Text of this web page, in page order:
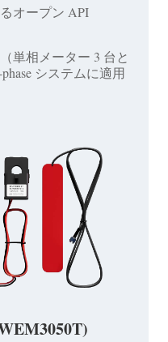
オープン API
単相メーター 3 台と
システムに適用